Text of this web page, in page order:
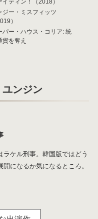
ジー・ミスフィッツ
）
パー・ハウス・コリア: 統
貨を奪え
ンジン
ラケル刑事。韓国版ではどう
開になるか気になるところ。